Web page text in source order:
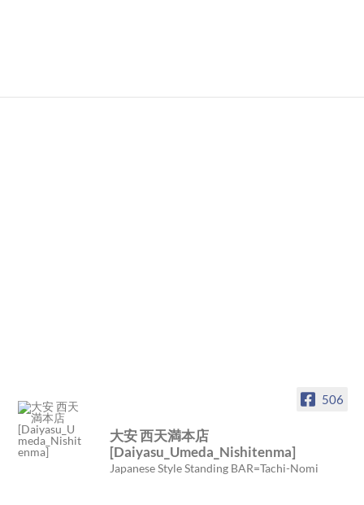
506
大安 西天満本店
[Daiyasu_Umeda_Nishitenma]
Japanese Style Standing BAR=Tachi-Nomi